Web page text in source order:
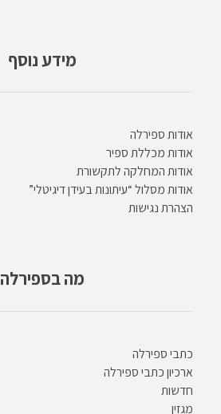
מידע נוסף
אודות ספירלה
אודות מכללת ספיר
אודות המחלקה לתקשורת
אודות מסלול “עיתונות בעידן דיגיטלי”
הצהרת נגישות
מה בספירלה
כתבי ספירלה
ארכיון כתבי ספירלה
חדשות
מגזין